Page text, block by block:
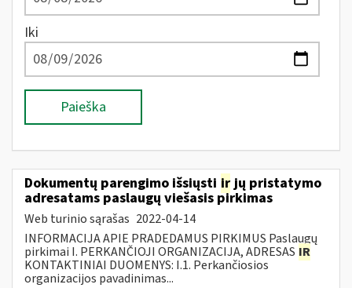
Iki
Paieška
Dokumentų parengimo išsiųsti irjų pristatymo
adresatams paslaugų viešasis pirkimas
Web turinio sąrašas 2022-04-14
INFORMACIJA APIE PRADEDAMUS PIRKIMUS Paslaugų
pirkimai I. PERKANČIOJI ORGANIZACIJA, ADRESAS IR
KONTAKTINIAI DUOMENYS: I.1. Perkančiosios
organizacijos pavadinimas...